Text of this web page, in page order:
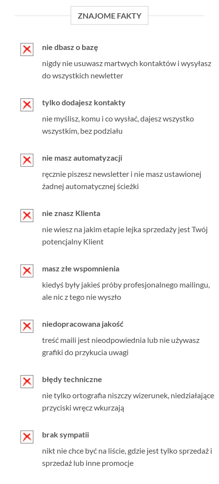
ZNAJOME FAKTY
nie dbasz o bazę
nigdy nie usuwasz martwych kontaktów i wysyłasz
do wszystkich newletter
tylko dodajesz kontakty
nie myślisz, komu i co wysłać, dajesz wszystko
wszystkim, bez podziału
nie masz automatyzacji
ręcznie piszesz newsletter i nie masz ustawionej
żadnej automatycznej ścieżki
nie znasz Klienta
nie wiesz na jakim etapie lejka sprzedaży jest Twój
potencjalny Klient
masz złe wspomnienia
kiedyś były jakieś próby profesjonalnego mailingu,
ale nic z tego nie wyszło
niedopracowana jakość
treść maili jest nieodpowiednia lub nie używasz
grafiki do przykucia uwagi
błędy techniczne
nie tylko ortografia niszczy wizerunek, niedziałające
przyciski wręcz wkurzają
brak sympatii
nikt nie chce być na liście, gdzie jest tylko sprzedaż i
sprzedaż lub inne promocje